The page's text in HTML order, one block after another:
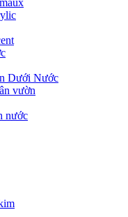
Dưới Nước
vườn
nước